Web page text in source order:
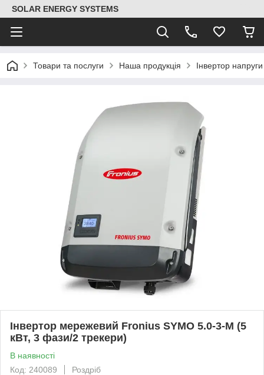
SOLAR ENERGY SYSTEMS
Товари та послуги Наша продукція Інвертор
Інвертор мережевий Fronius SYMO 5.0-3-M (5
кВт, 3 фази/2 трекери)
В наявності
Код: 240089
Роздріб